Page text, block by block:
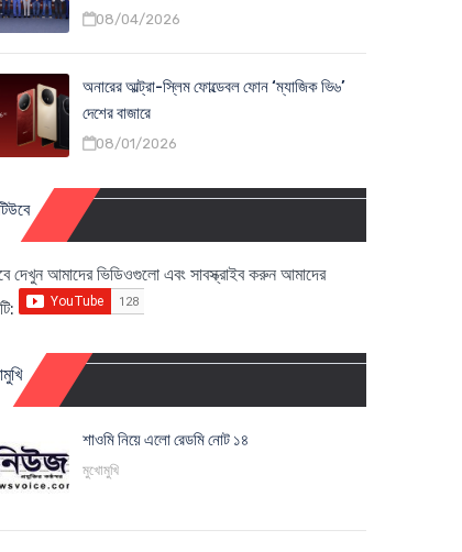
08/04/2026
অনারের আল্ট্রা-স্লিম ফোল্ডেবল ফোন ‘ম্যাজিক ভি৬’
দেশের বাজারে
08/01/2026
দেখুন আমাদের ভিডিওগুলো এবং সাবস্ক্রাইব করুন আমাদের
শাওমি নিয়ে এলো রেডমি নোট ১৪
মুখোমুখি